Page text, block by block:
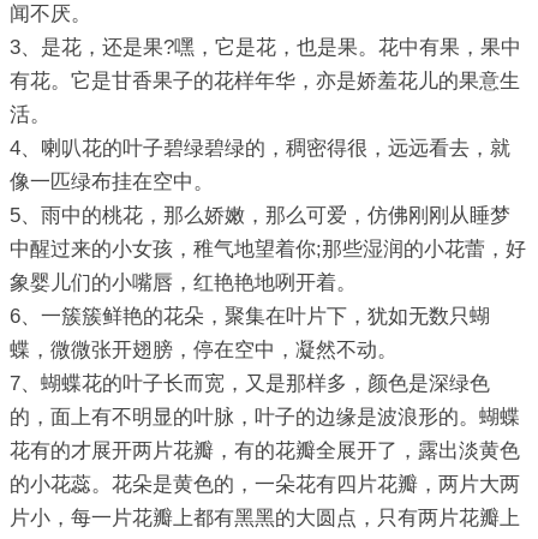
闻不厌。
3、是花，还是果?嘿，它是花，也是果。花中有果，果中
有花。它是甘香果子的花样年华，亦是娇羞花儿的果意生
活。
4、喇叭花的叶子碧绿碧绿的，稠密得很，远远看去，就
像一匹绿布挂在空中。
5、雨中的桃花，那么娇嫩，那么可爱，仿佛刚刚从睡梦
中醒过来的小女孩，稚气地望着你;那些湿润的小花蕾，好
象婴儿们的小嘴唇，红艳艳地咧开着。
6、一簇簇鲜艳的花朵，聚集在叶片下，犹如无数只蝴
蝶，微微张开翅膀，停在空中，凝然不动。
7、蝴蝶花的叶子长而宽，又是那样多，颜色是深绿色
的，面上有不明显的叶脉，叶子的边缘是波浪形的。蝴蝶
花有的才展开两片花瓣，有的花瓣全展开了，露出淡黄色
的小花蕊。花朵是黄色的，一朵花有四片花瓣，两片大两
片小，每一片花瓣上都有黑黑的大圆点，只有两片花瓣上